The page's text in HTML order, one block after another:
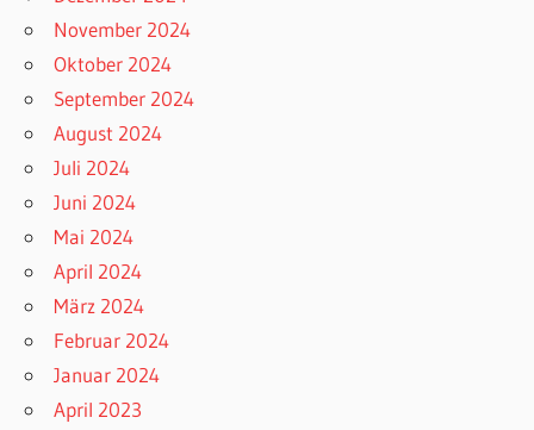
November 2024
Oktober 2024
September 2024
August 2024
Juli 2024
Juni 2024
Mai 2024
April 2024
März 2024
Februar 2024
Januar 2024
April 2023